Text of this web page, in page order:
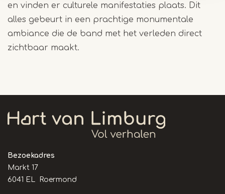
en vinden er culturele manifestaties plaats. Dit
alles gebeurt in een prachtige monumentale
ambiance die de band met het verleden direct
zichtbaar maakt.
Bezoekadres
Markt 17
6041 EL Roermond